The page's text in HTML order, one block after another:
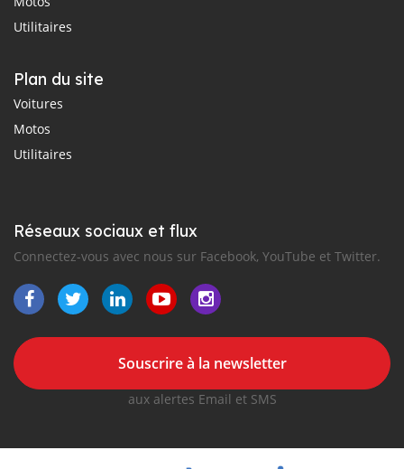
Utilitaires
Plan du site
Voitures
Motos
Utilitaires
Réseaux sociaux et flux
Connectez-vous avec nous sur Facebook, YouTube et Twitter.
Souscrire à la newsletter
aux alertes Email et SMS